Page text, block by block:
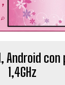
Android
1,4GHz